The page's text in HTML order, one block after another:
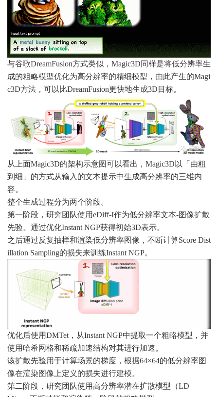
与谷歌DreamFusion方式类似，Magic3D同样是将低分辨率生
成的粗略模型优化为高分辨率的精细模型，由此产生的Magi
c3D方法，可以比DreamFusion更快地生成3D目标。
从上面Magic3D的架构示意图可以看出，Magic3D以「由粗
到细」的方式从输入的文本提示中生成高分辨率的三维内
容。
整个生成过程分为两个阶段。
第一阶段，研究团队使用eDiff-I作为低分辨率文本-图像扩散
先验。通过优化Instant NGP获得初始3D表示。
之后通过反复抽样和渲染低分辨率图像，不断计算Score Dist
illation Sampling的损失来训练Instant NGP。
优化后使用DMTet，从Instant NGP中提取一个粗略模型，并
使用哈希网格和稀疏加速结构对其进行加速。
该扩散先验用于计算场景的梯度，根据64×64的低分辨率图
像在渲染图像上定义的损失进行建模。
第二阶段，研究团队使用高分辨率潜在扩散模型（LD